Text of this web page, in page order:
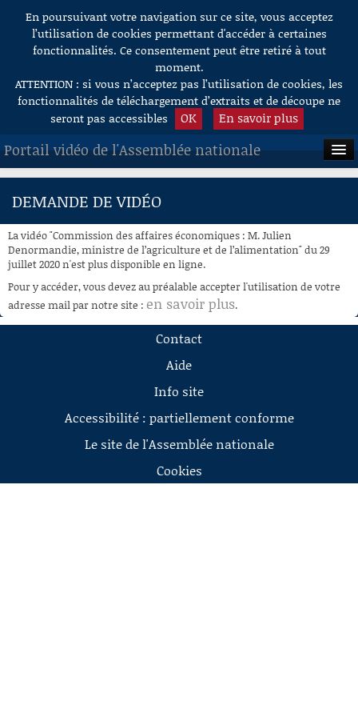
Aller au contenu
En poursuivant votre navigation sur ce site, vous acceptez
l’utilisation de cookies permettant d'accéder à certaines
fonctionnalités. Ce consentement peut être retiré à tout
moment.
ATTENTION : si vous n’acceptez pas l’utilisation de cookies, les
fonctionnalités de téléchargement d’extraits et de découpe ne
seront pas accessibles
OK En savoir plus
Portail vidéo de l'Assemblée nationale
ACCUEIL
À LA DEMANDE
RECHERCHE
AIDE À LA DÉCOUPE
DE VIDÉOS
DEMANDE DE VIDÉO
La vidéo "Commission des affaires économiques : M. Julien
Denormandie, ministre de l’agriculture et de l’alimentation" du 29
juillet 2020 n'est plus disponible en ligne.
Pour y accéder, vous devez au préalable accepter l'utilisation de votre
adresse mail par notre site : en savoir plus.
Contact
Aide
Info site
Accessibilité : partiellement conforme
Le site de l'Assemblée nationale
Cookies